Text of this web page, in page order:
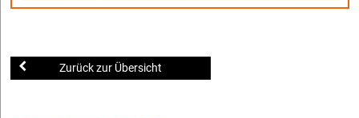
Zurück zur Übersicht